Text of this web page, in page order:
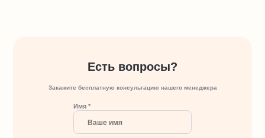
Есть вопросы?
Закажите бесплатную консультацию нашего менеджера
Имя *